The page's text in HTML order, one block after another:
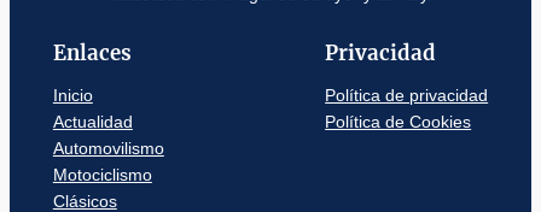
Enlaces
Inicio
Actualidad
Automovilismo
Motociclismo
Clásicos
Privacidad
Política de privacidad
Política de Cookies